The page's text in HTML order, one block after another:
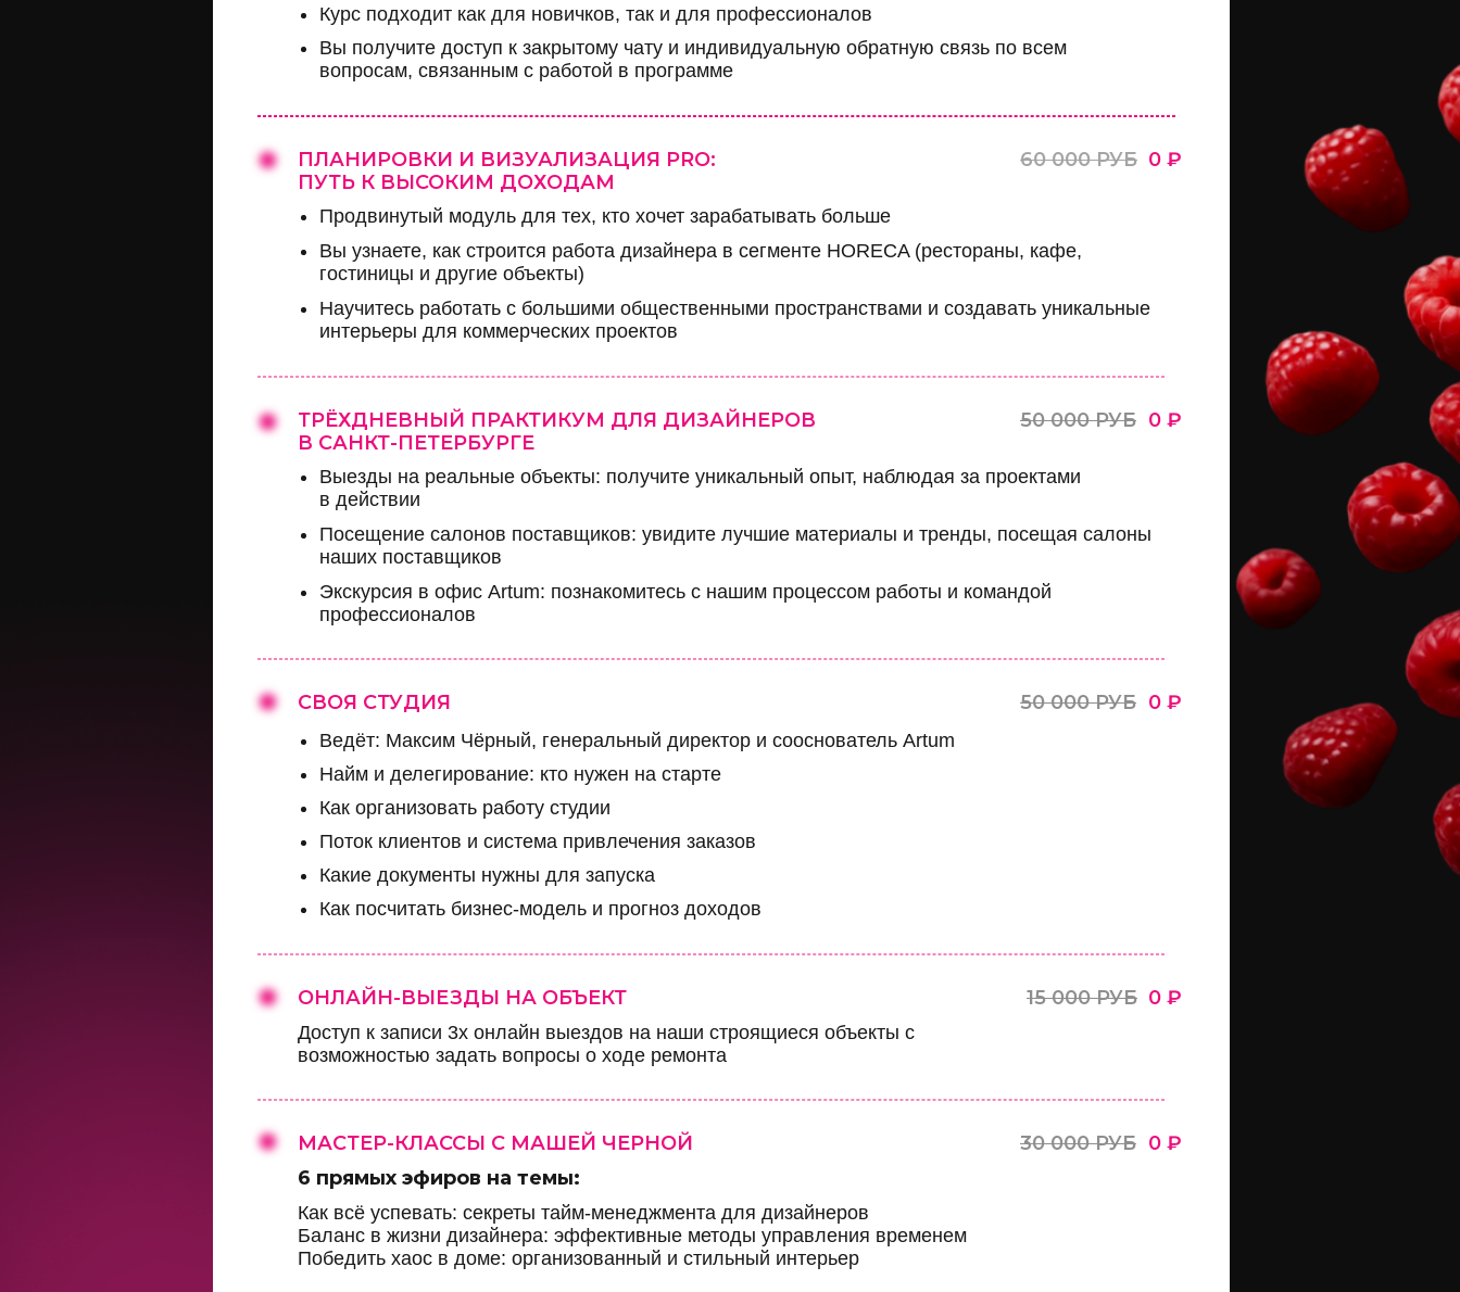
ПЛАНИРОВКИ И ВИЗУАЛИЗАЦИЯ PRO:
ПУТЬ К ВЫСОКИМ ДОХОДАМ
60 000 РУБ
Продвинутый модуль для тех, кто хочет зарабатывать больше
Вы узнаете, как строится работа дизайнера в сегменте HORECA (рестораны, кафе,
гостиницы и другие объекты)
Научитесь работать с большими общественными пространствами и создавать уникальные
интерьеры для коммерческих проектов
0 ₽
ТРЁХДНЕВНЫЙ ПРАКТИКУМ ДЛЯ ДИЗАЙНЕРОВ
В САНКТ-ПЕТЕРБУРГЕ
50 000 РУБ
Выезды на реальные объекты: получите уникальный опыт, наблюдая за проектами
в действии
Посещение салонов поставщиков: увидите лучшие материалы и тренды, посещая салоны
наших поставщиков
Экскурсия в офис Artum: познакомитесь с нашим процессом работы и командой
профессионалов
0 ₽
СВОЯ СТУДИЯ 50 000 РУБ
Найм и делегирование: кто нужен на старте
Ведёт: Максим Чёрный, генеральный директор и сооснователь Artum
Как организовать работу студии
Поток клиентов и система привлечения заказов
Какие документы нужны для запуска
Как посчитать бизнес-модель и прогноз доходов
0 ₽
ОНЛАЙН-ВЫЕЗДЫ НА ОБЪЕКТ 15 000 РУБ
Доступ к записи 3х онлайн выездов на наши строящиеся объекты с
возможностью задать вопросы о ходе ремонта
0 ₽
МАСТЕР-КЛАССЫ С МАШЕЙ ЧЕРНОЙ 30 000 РУБ
Как всё успевать: секреты тайм-менеджмента для дизайнеров
Баланс в жизни дизайнера: эффективные методы управления временем
Победить хаос в доме: организованный и стильный интерьер
6 прямых эфиров на темы:
0 ₽
Курс подходит как для новичков, так и для профессионалов
Вы получите доступ к закрытому чату и индивидуальную обратную связь по всем
вопросам, связанным с работой в программе